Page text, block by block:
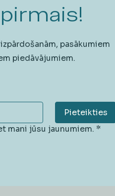
pasākumiem
piedāvājumiem.
Pieteikties
mani jūsu jaunumiem. *